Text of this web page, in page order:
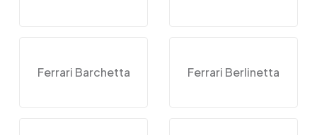
Ferrari Barchetta Ferrari Berlinetta